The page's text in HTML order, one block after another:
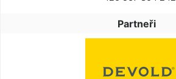
Partneři